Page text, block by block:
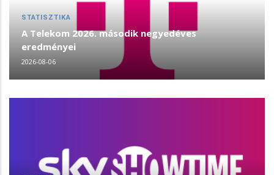
STATISZTIKA
A Telekom 2026. második negyedéves
eredményei
2026-08-06